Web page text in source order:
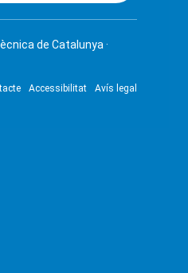
de Catalunya ·
Accessibilitat Avís legal